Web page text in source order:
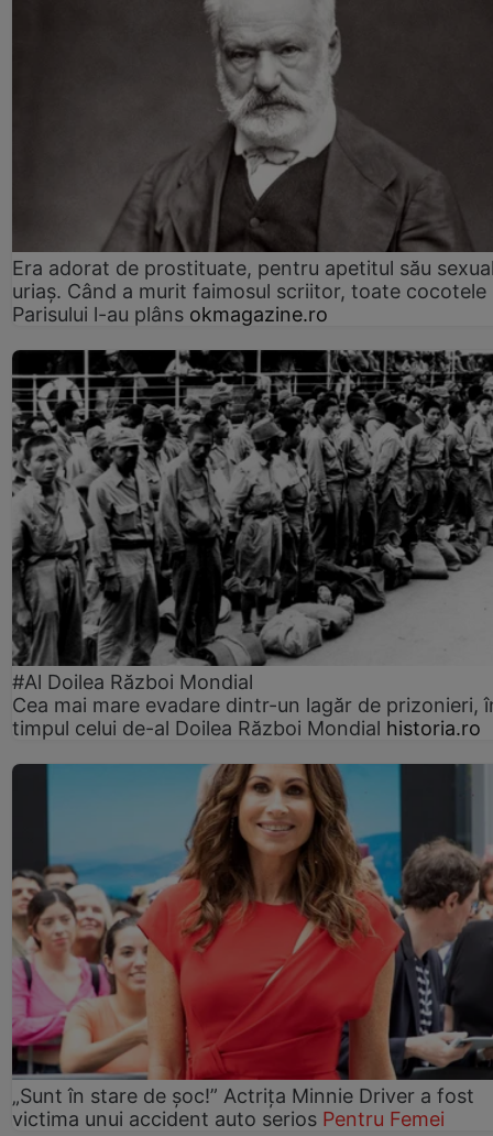
Era adorat de prostituate, pentru apetitul său
uriaș. Când a murit faimosul scriitor, toate cocotele
Parisului l-au plâns okmagazine.ro
#Al Doilea Război Mondial
Cea mai mare evadare dintr-un lagăr de prizonieri,
timpul celui de-al Doilea Război Mondial historia.ro
„Sunt în stare de șoc!” Actrița Minnie Driver a fost
victima unui accident auto serios Pentru Femei